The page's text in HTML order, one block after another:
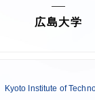
広島大学
Kyoto Institute of